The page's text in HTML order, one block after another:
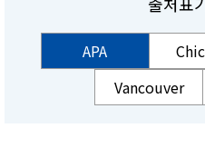
APA
Vancouver